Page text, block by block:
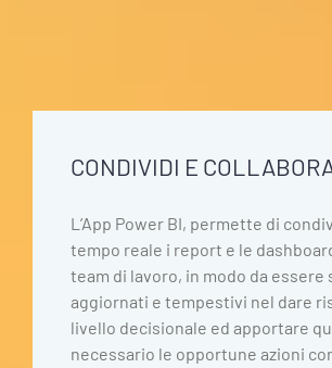
CONDIVIDI E
L’App Power BI, permette di
tempo reale i report e le
team di lavoro, in modo da essere
aggiornati e tempestivi nel dare
livello decisionale ed apportare
necessario le opportune azioni